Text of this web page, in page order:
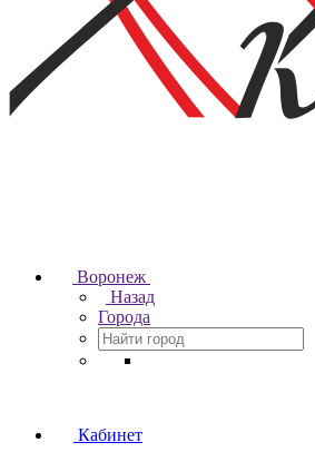
Воронеж
Назад
Города
Кабинет